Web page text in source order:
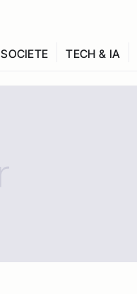
SOCIETE TECH & IA